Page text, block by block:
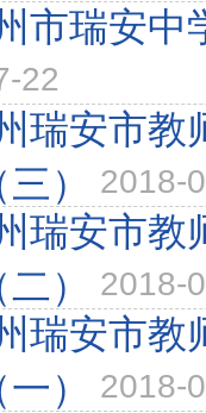
市瑞安中
22
瑞安市教
）
2018-
瑞安市教
）
2018-
瑞安市教
）
2018-